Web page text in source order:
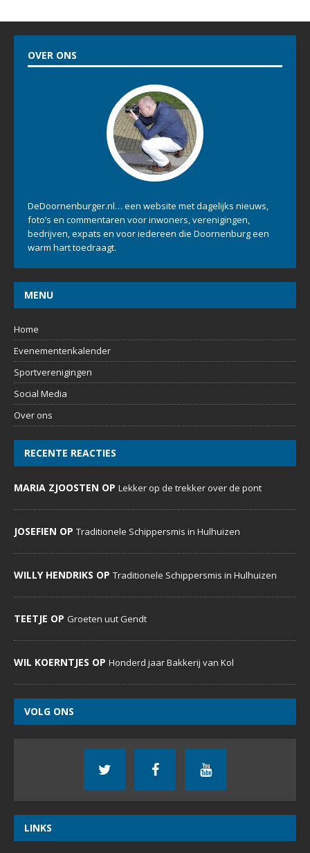
OVER ONS
DeDoornenburger.nl… een website met dagelijks nieuws,
foto’s en commentaren voor inwoners, verenigingen,
bedrijven, expats en voor iedereen die Doornenburg een
warm hart toedraagt.
MENU
Home
Evenementenkalender
Sportverenigingen
Social Media
Over ons
RECENTE REACTIES
MARIA ZJOOSTEN OP Lekker op de trekker over de pont
JOSEFIEN OP Traditionele Schippersmis in Hulhuizen
WILLY HENDRIKS OP Traditionele Schippersmis in Hulhuizen
TEETJE OP Groeten uut Gendt
WIL KOERNTJES OP Honderd jaar Bakkerij van Kol
VOLG ONS
LINKS